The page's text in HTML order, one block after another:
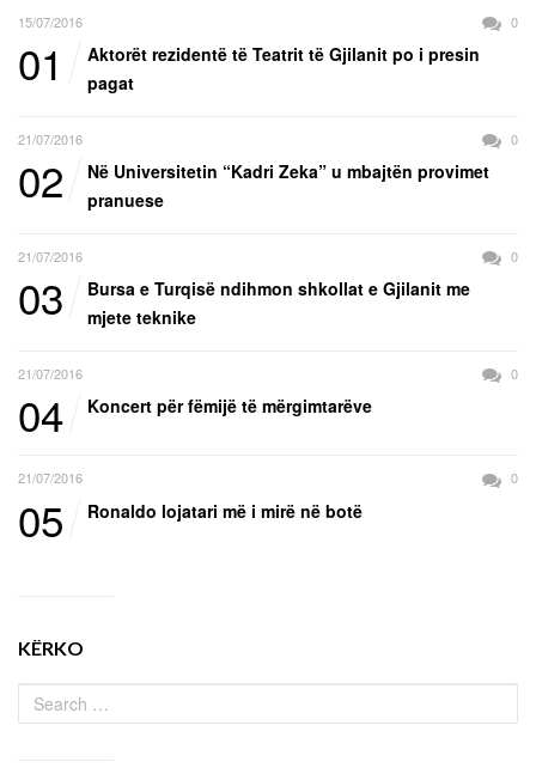
15/07/2016 0
01
Aktorët rezidentë të Teatrit të Gjilanit po i presin
pagat
21/07/2016 0
02
Në Universitetin “Kadri Zeka” u mbajtën provimet
pranuese
21/07/2016 0
03
Bursa e Turqisë ndihmon shkollat e Gjilanit me
mjete teknike
21/07/2016 0
04 Koncert për fëmijë të mërgimtarëve
21/07/2016 0
05 Ronaldo lojatari më i mirë në botë
KËRKO